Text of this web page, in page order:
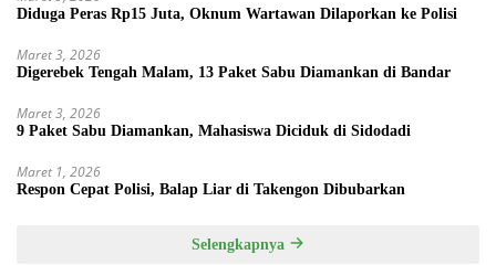
Diduga Peras Rp15 Juta, Oknum Wartawan Dilaporkan ke Polisi
Maret 3, 2026
Digerebek Tengah Malam, 13 Paket Sabu Diamankan di Bandar
Maret 3, 2026
9 Paket Sabu Diamankan, Mahasiswa Diciduk di Sidodadi
Maret 1, 2026
Respon Cepat Polisi, Balap Liar di Takengon Dibubarkan
Selengkapnya